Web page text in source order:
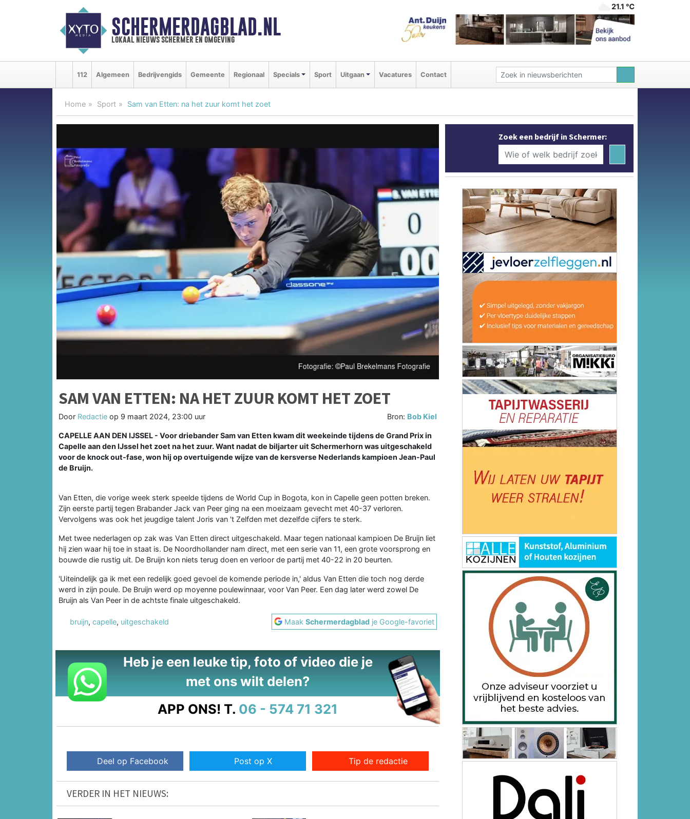
SCHERMERDAGBLAD.NL
lokaal nieuws schermer en omgeving
21.1 ℃
112 Algemeen Bedrijvengids Gemeente Regionaal Specials Sport Uitgaan Vacatures Contact
Home Sport Sam van Etten: na het zuur komt het zoet
SAM VAN ETTEN: NA HET ZUUR KOMT HET ZOET
Door Redactie op 9 maart 2024, 23:00 uur Bron: Bob Kiel
CAPELLE AAN DEN IJSSEL - Voor driebander Sam van Etten kwam dit weekeinde tijdens de Grand Prix in
Capelle aan den IJssel het zoet na het zuur. Want nadat de biljarter uit Schermerhorn was uitgeschakeld
voor de knock out-fase, won hij op overtuigende wijze van de kersverse Nederlands kampioen Jean-Paul
de Bruijn.
Van Etten, die vorige week sterk speelde tijdens de World Cup in Bogota, kon in Capelle geen potten breken.
Zijn eerste partij tegen Brabander Jack van Peer ging na een moeizaam gevecht met 40-37 verloren.
Vervolgens was ook het jeugdige talent Joris van 't Zelfden met dezelfde cijfers te sterk.
Met twee nederlagen op zak was Van Etten direct uitgeschakeld. Maar tegen nationaal kampioen De Bruijn liet
hij zien waar hij toe in staat is. De Noordhollander nam direct, met een serie van 11, een grote voorsprong en
bouwde die rustig uit. De Bruijn kon niets terug doen en verloor de partij met 40-22 in 20 beurten.
'Uiteindelijk ga ik met een redelijk goed gevoel de komende periode in,' aldus Van Etten die toch nog derde
werd in zijn poule. De Bruijn werd op moyenne poulewinnaar, voor Van Peer. Een dag later werd zowel De
Bruijn als Van Peer in de achtste finale uitgeschakeld.
bruijn, capelle, uitgeschakeld MaakSchermerdagblad je Google-favoriet
Heb je een leuke tip, foto of video die je
met ons wilt delen?
APP ONS! T. 06 - 574 71 321
Deel op Facebook Post op X Tip de redactie
VERDER IN HET NIEUWS:
Zoek een bedrijf in Schermer: